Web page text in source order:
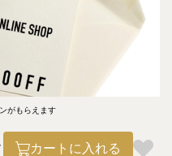
がもらえます
カートに入れる